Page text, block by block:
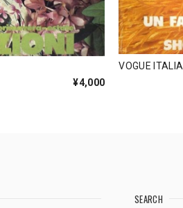
¥4,000
VOGUE
SEARCH